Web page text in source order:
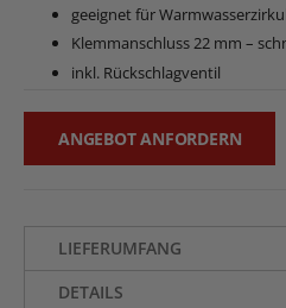
geeignet für
Klemmanschluss 22 mm –
inkl. Rückschlagventil
ANGEBOT ANFORDERN
LIEFERUMFANG
DETAILS